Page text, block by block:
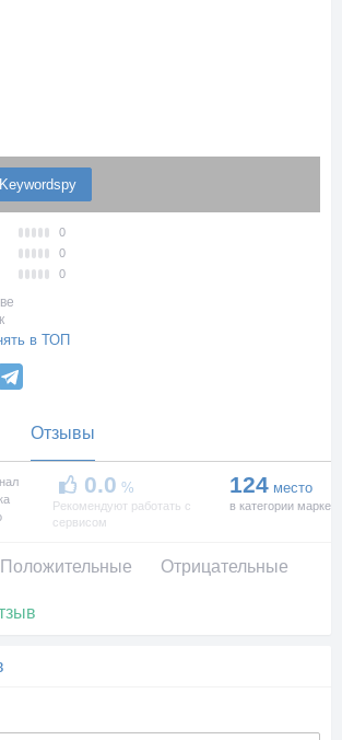
0
0
0
в ТОП
Отзывы
0.0 %
Рекомендуют работать с
сервисом
124 место
в категории
Положительные Отрицательные